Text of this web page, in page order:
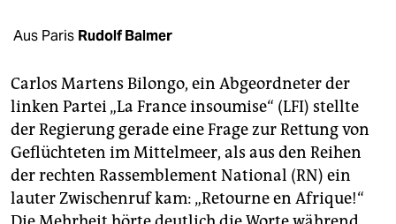
fragen & hilfe
abo
genossenschaft
epaper login
Aus Paris Rudolf Balmer
Carlos Martens Bilongo, ein Abgeordneter der
linken Partei „La France insoumise“ (LFI) stellte
der Regierung gerade eine Frage zur Rettung von
Geflüchteten im Mittelmeer, als aus den Reihen
der rechten Rassemblement National (RN) ein
lauter Zwischenruf kam: „Retourne en Afrique!“